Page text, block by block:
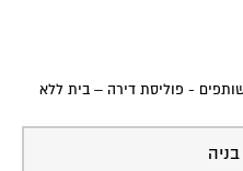
- פוליסת דירה – בית ללא